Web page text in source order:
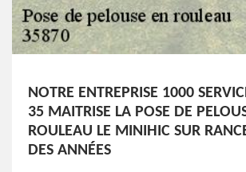
NOTRE ENTREPRISE 1000
35 MAITRISE LA POSE DE
ROULEAU LE MINIHIC SUR
DES ANNÉES